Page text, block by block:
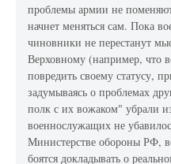
проблемы армии не
начнет меняться сам. Пока
чиновники не перестанут
Верховному (например, что
повредить своему статусу,
задумываясь о проблемах
полк с их вожаком" убрали
военнослужащих не
Министерстве обороны РФ,
боятся докладывать о